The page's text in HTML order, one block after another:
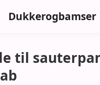
Dukkerogbamser
til